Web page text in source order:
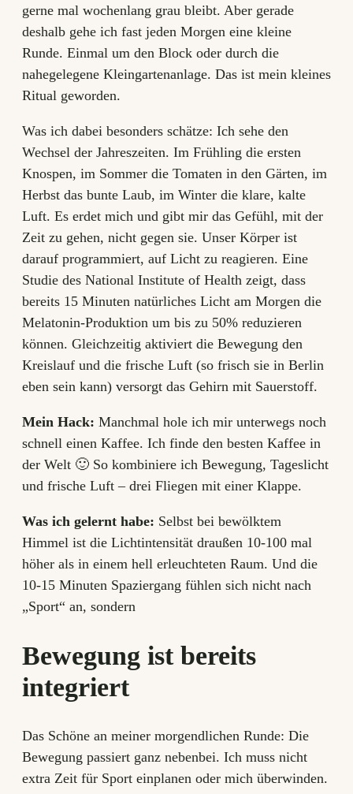
gerne mal wochenlang grau bleibt. Aber gerade
deshalb gehe ich fast jeden Morgen eine kleine
Runde. Einmal um den Block oder durch die
nahegelegene Kleingartenanlage. Das ist mein kleines
Ritual geworden.
Was ich dabei besonders schätze: Ich sehe den
Wechsel der Jahreszeiten. Im Frühling die ersten
Knospen, im Sommer die Tomaten in den Gärten, im
Herbst das bunte Laub, im Winter die klare, kalte
Luft. Es erdet mich und gibt mir das Gefühl, mit der
Zeit zu gehen, nicht gegen sie. Unser Körper ist
darauf programmiert, auf Licht zu reagieren. Eine
Studie des National Institute of Health zeigt, dass
bereits 15 Minuten natürliches Licht am Morgen die
Melatonin-Produktion um bis zu 50% reduzieren
können. Gleichzeitig aktiviert die Bewegung den
Kreislauf und die frische Luft (so frisch sie in Berlin
eben sein kann) versorgt das Gehirn mit Sauerstoff.
Mein Hack: Manchmal hole ich mir unterwegs noch
schnell einen Kaffee. Ich finde den besten Kaffee in
der Welt 🙂 So kombiniere ich Bewegung, Tageslicht
und frische Luft – drei Fliegen mit einer Klappe.
Was ich gelernt habe: Selbst bei bewölktem
Himmel ist die Lichtintensität draußen 10-100 mal
höher als in einem hell erleuchteten Raum. Und die
10-15 Minuten Spaziergang fühlen sich nicht nach
„Sport“ an, sondern
Bewegung ist bereits
integriert
Das Schöne an meiner morgendlichen Runde: Die
Bewegung passiert ganz nebenbei. Ich muss nicht
extra Zeit für Sport einplanen oder mich überwinden.